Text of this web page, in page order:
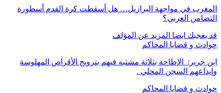
المغرب في مواجهة البرازيل… هل أسقطت كرة القدم أسطورة
التضامن العربي؟
قد يعجبك ايضا المزيد عن المؤلف
حوادث و قضايا المحاكم
ابن جرير: الإطاحة بثلاثة مشتبه فيهم بترويج الأقراص المهلوسة
وإيداعهم السجن المحلي .
حوادث و قضايا المحاكم